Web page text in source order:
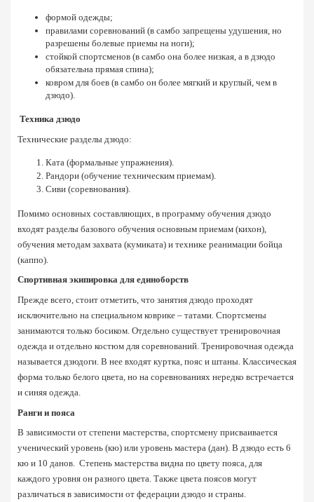
формой одежды;
правилами соревнований (в самбо запрещены удушения, но
разрешены болевые приемы на ноги);
стойкой спортсменов (в самбо она более низкая, а в дзюдо
обязательна прямая спина);
ковром для боев (в самбо он более мягкий и круглый, чем в
дзюдо).
Техника дзюдо
Технические разделы дзюдо:
Ката (формальные упражнения).
Рандори (обучение техническим приемам).
Сиви (соревнования).
Помимо основных составляющих, в программу обучения дзюдо
входят разделы базового обучения основным приемам (кихон),
обучения методам захвата (кумиката) и технике реанимации бойца
(каппо).
Спортивная экипировка для единоборств
Прежде всего, стоит отметить, что занятия дзюдо проходят
исключительно на специальном коврике – татами. Спортсмены
занимаются только босиком. Отдельно существует тренировочная
одежда и отдельно костюм для соревнований. Тренировочная одежда
называется дзюдоги. В нее входят куртка, пояс и штаны. Классическая
форма только белого цвета, но на соревнованиях нередко встречается
и синяя одежда.
Ранги и пояса
В зависимости от степени мастерства, спортсмену присваивается
ученический уровень (кю) или уровень мастера (дан). В дзюдо есть 6
кю и 10 данов.  Степень мастерства видна по цвету пояса, для
каждого уровня он разного цвета. Также цвета поясов могут
различаться в зависимости от федерации дзюдо и страны.